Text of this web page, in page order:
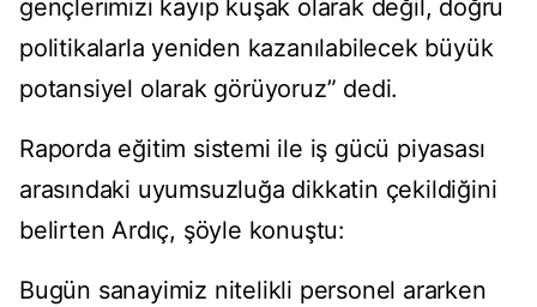
gençlerimizi kayıp kuşak olarak değil, doğru
politikalarla yeniden kazanılabilecek büyük
potansiyel olarak görüyoruz” dedi.
Raporda eğitim sistemi ile iş gücü piyasası
arasındaki uyumsuzluğa dikkatin çekildiğini
belirten Ardıç, şöyle konuştu:
Bugün sanayimiz nitelikli personel ararken